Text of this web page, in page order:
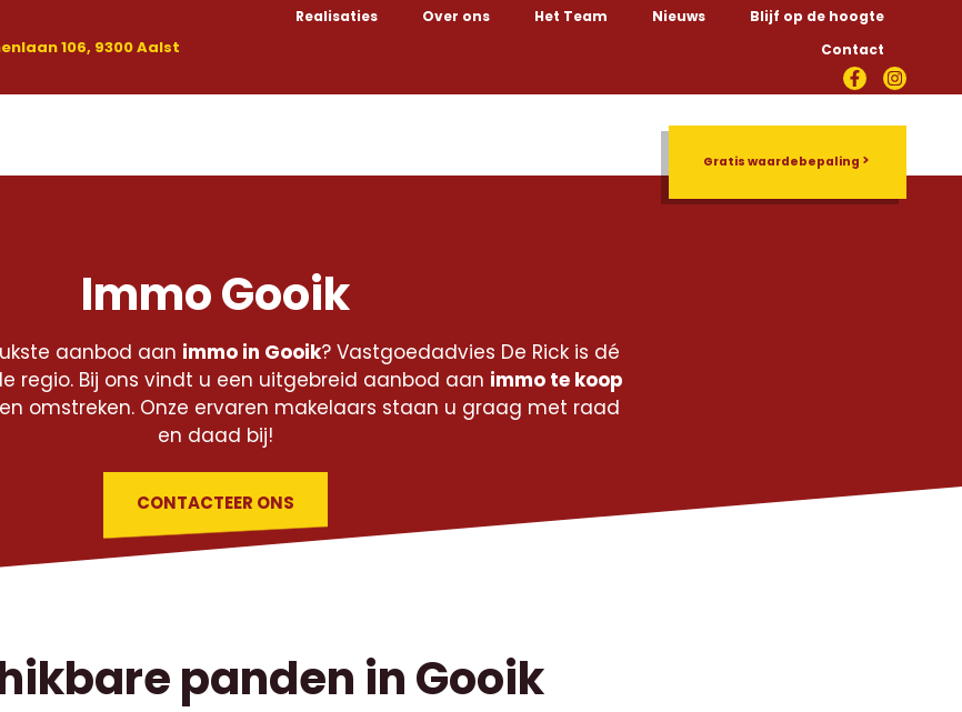
106, 9300 Aalst
Realisaties Over ons Het Team Nieuws
Blijf op de hoogte
Contact
Gratis waardebepaling
Immo Gooik
aanbod aan immo in Gooik? Vastgoedadvies De Rick is dé
regio. Bij ons vindt u een uitgebreid aanbod aan immo te koop
omstreken. Onze ervaren makelaars staan u graag met raad
en daad bij!
CONTACTEER ONS
panden in Gooik